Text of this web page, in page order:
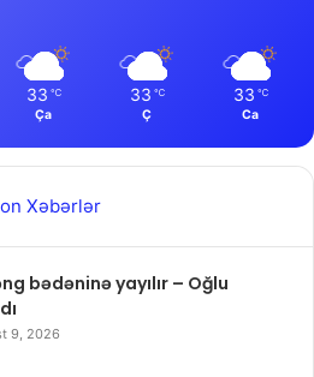
33 ℃
Ça
33 ℃
Ç
33 ℃
Ca
Xəbərlər
bədəninə yayılır – Oğlu
9, 2026